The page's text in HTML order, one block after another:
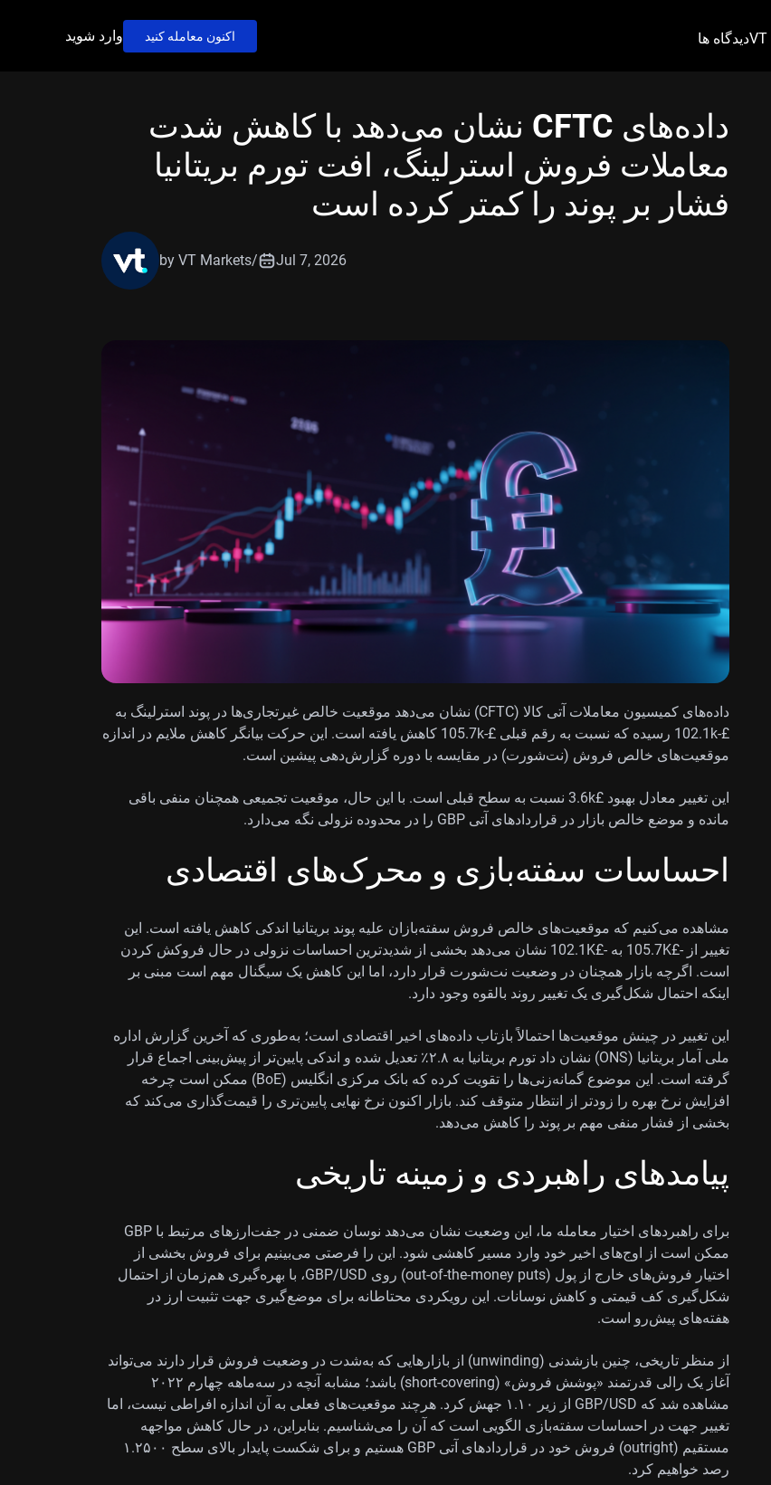
دیدگاه ها اکنون معامله کنید وارد شوید
داده‌های CFTC نشان می‌دهد با کاهش شدت
معاملات فروش استرلینگ، افت تورم بریتانیا
فشار بر پوند را کمتر کرده است
by VT Markets/ Jul 7, 2026
داده‌های کمیسیون معاملات آتی کالا (CFTC) نشان می‌دهد موقعیت خالص غیرتجاری‌ها در پوند استرلینگ به
£-102.1k رسیده که نسبت به رقم قبلی £-105.7k کاهش یافته است. این حرکت بیانگر کاهش ملایم در اندازه
موقعیت‌های خالص فروش (نت‌شورت) در مقایسه با دوره گزارش‌دهی پیشین است.
این تغییر معادل بهبود £3.6k نسبت به سطح قبلی است. با این حال، موقعیت تجمیعی همچنان منفی باقی
مانده و موضع خالص بازار در قراردادهای آتی GBP را در محدوده نزولی نگه می‌دارد.
احساسات سفته‌بازی و محرک‌های اقتصادی
مشاهده می‌کنیم که موقعیت‌های خالص فروش سفته‌بازان علیه پوند بریتانیا اندکی کاهش یافته است. این
تغییر از -£105.7K به -£102.1K نشان می‌دهد بخشی از شدیدترین احساسات نزولی در حال فروکش کردن
است. اگرچه بازار همچنان در وضعیت نت‌شورت قرار دارد، اما این کاهش یک سیگنال مهم است مبنی بر
اینکه احتمال شکل‌گیری یک تغییر روند بالقوه وجود دارد.
این تغییر در چینش موقعیت‌ها احتمالاً بازتاب داده‌های اخیر اقتصادی است؛ به‌طوری که آخرین گزارش اداره
ملی آمار بریتانیا (ONS) نشان داد تورم بریتانیا به ۲.۸٪ تعدیل شده و اندکی پایین‌تر از پیش‌بینی اجماع قرار
گرفته است. این موضوع گمانه‌زنی‌ها را تقویت کرده که بانک مرکزی انگلیس (BoE) ممکن است چرخه
افزایش نرخ بهره را زودتر از انتظار متوقف کند. بازار اکنون نرخ نهایی پایین‌تری را قیمت‌گذاری می‌کند که
بخشی از فشار منفی مهم بر پوند را کاهش می‌دهد.
پیامدهای راهبردی و زمینه تاریخی
برای راهبردهای اختیار معامله ما، این وضعیت نشان می‌دهد نوسان ضمنی در جفت‌ارزهای مرتبط با GBP
ممکن است از اوج‌های اخیر خود وارد مسیر کاهشی شود. این را فرصتی می‌بینیم برای فروش بخشی از
اختیار فروش‌های خارج از پول (out-of-the-money puts) روی GBP/USD، با بهره‌گیری هم‌زمان از احتمال
شکل‌گیری کف قیمتی و کاهش نوسانات. این رویکردی محتاطانه برای موضع‌گیری جهت تثبیت ارز در
هفته‌های پیش‌رو است.
از منظر تاریخی، چنین بازشدنی (unwinding) از بازارهایی که به‌شدت در وضعیت فروش قرار دارند می‌تواند
آغاز یک رالی قدرتمند «پوشش فروش» (short-covering) باشد؛ مشابه آنچه در سه‌ماهه چهارم ۲۰۲۲
مشاهده شد که GBP/USD از زیر ۱.۱۰ جهش کرد. هرچند موقعیت‌های فعلی به آن اندازه افراطی نیست، اما
تغییر جهت در احساسات سفته‌بازی الگویی است که آن را می‌شناسیم. بنابراین، در حال کاهش مواجهه
مستقیم (outright) فروش خود در قراردادهای آتی GBP هستیم و برای شکست پایدار بالای سطح ۱.۲۵۰۰
رصد خواهیم کرد.